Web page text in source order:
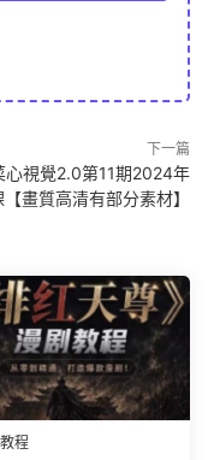
下一篇
心視覺2.0第11期2024年
畫質高清有部分素材】
程